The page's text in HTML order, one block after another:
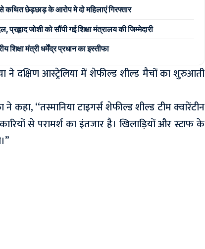
कथित छेड़छाड़ के आरोप मे दो महिलाएं गिरफ्तार
जोशी को सौंपी गई शिक्षा मंत्रालय की जिम्मेदारी
शिक्षा मंत्री धर्मेंद्र प्रधान का इस्तीफा
ने दक्षिण आस्ट्रेलिया में शेफील्ड शील्ड मैचों का शुरुआती
ने कहा, ‘‘तस्मानिया टाइगर्स शेफील्ड शील्ड टीम क्वारेंटीन
से परामर्श का इंतजार है। खिलाड़ियों और स्टाफ के